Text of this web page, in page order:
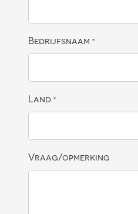
Bedrijfsnaam *
Land *
Vraag/opmerking